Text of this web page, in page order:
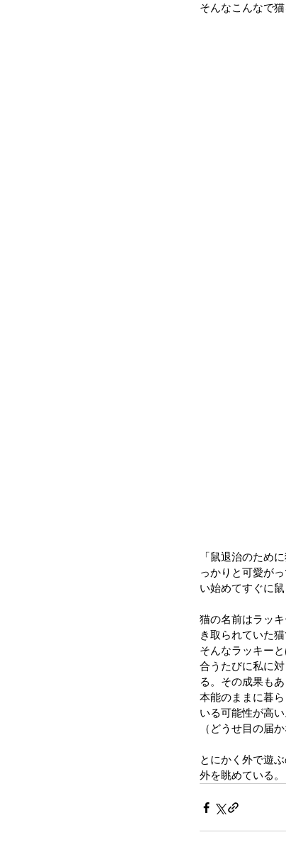
そんなこんなで
「鼠退治のため
っかりと可愛が
い始めてすぐに鼠
猫の名前はラッ
き取られていた
そんなラッキー
合うたびに私に
る。その成果も
本能のままに暮
いる可能性が高
（どうせ目の届
とにかく外で遊
外を眺めている。